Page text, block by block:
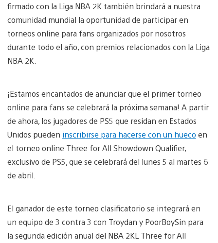
firmado con la Liga NBA 2K también brindará a nuestra
comunidad mundial la oportunidad de participar en
torneos online para fans organizados por nosotros
durante todo el año, con premios relacionados con la Liga
NBA 2K.
¡Estamos encantados de anunciar que el primer torneo
online para fans se celebrará la próxima semana! A partir
de ahora, los jugadores de PS5 que residan en Estados
Unidos pueden inscribirse para hacerse con un hueco en
el torneo online Three for All Showdown Qualifier,
exclusivo de PS5, que se celebrará del lunes 5 al martes 6
de abril.
El ganador de este torneo clasificatorio se integrará en
un equipo de 3 contra 3 con Troydan y PoorBoySin para
la segunda edición anual del NBA 2KL Three for All